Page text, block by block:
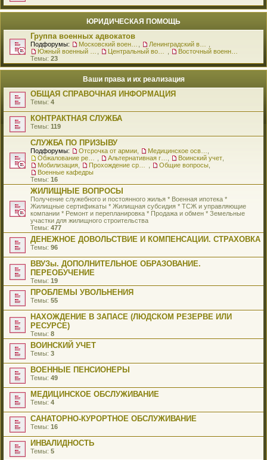
ЮРИДИЧЕСКАЯ ПОМОЩЬ
Группа военных адвокатов
Подфорумы:
Темы: 23
Ваши права и их реализация
ОБЩАЯ СПРАВОЧНАЯ ИНФОРМАЦИЯ
Темы: 4
КОНТРАКТНАЯ СЛУЖБА
Темы: 119
СЛУЖБА ПО ПРИЗЫВУ
Подфорумы: Отсрочка от армии
Воинский учет
Мобилизация
Общие вопросы
Военные кафедры
Темы: 16
ЖИЛИЩНЫЕ ВОПРОСЫ
Получение служебного и постоянного жилья * Военная ипотека *
Жилищные сертификаты * Жилищная субсидия * ТСЖ и управляющие
компании * Ремонт и перепланировка * Продажа и обмен * Земельные
участки для жилищного строительства
Темы: 477
ДЕНЕЖНОЕ ДОВОЛЬСТВИЕ И КОМПЕНСАЦИИ. СТРАХОВКА
Темы: 96
ВВУЗы. ДОПОЛНИТЕЛЬНОЕ ОБРАЗОВАНИЕ.
ПЕРЕОБУЧЕНИЕ
Темы: 19
ПРОБЛЕМЫ УВОЛЬНЕНИЯ
Темы: 55
НАХОЖДЕНИЕ В ЗАПАСЕ (ЛЮДСКОМ РЕЗЕРВЕ ИЛИ
РЕСУРСЕ)
Темы: 8
ВОИНСКИЙ УЧЕТ
Темы: 3
ВОЕННЫЕ ПЕНСИОНЕРЫ
Темы: 49
МЕДИЦИНСКОЕ ОБСЛУЖИВАНИЕ
Темы: 4
САНАТОРНО-КУРОРТНОЕ ОБСЛУЖИВАНИЕ
Темы: 16
ИНВАЛИДНОСТЬ
Темы: 5